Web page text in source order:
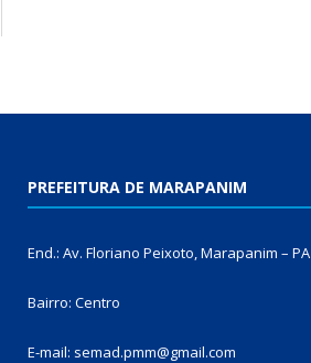
PREFEITURA DE MARAPANIM
End.: Av. Floriano Peixoto, Marapanim – PA
Bairro: Centro
E-mail: semad.pmm@gmail.com